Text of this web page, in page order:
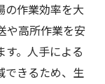
の作業効率を大
や高所作業を安
。人手による
できるため、生